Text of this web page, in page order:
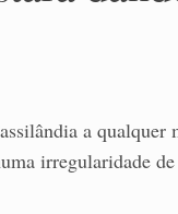
a
irregularidade